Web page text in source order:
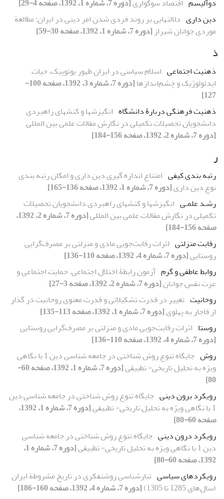
دین داری دلالتهایی بر روند فردی شدن امر دینی در ایران: مطالعة
موردی جوانان شیراز [دوره 7، شماره 1، 1392، صفحه 30-59]
ذ
ذهنیت اجتماعی اسلام سیاسی در ایران ظهور یوتوپیک، حیات
ایدئولوژیک و چشم‌اندازها
[دوره 7، شماره 3، 1392، صفحه 100-
127]
ذهنیت فرهنگی دربارۀ دانشگاه انگیزشها و کنشهای راهبردی
دانشجویان تحصیلات تکمیلی در نگارش مقالات علمی بین المللی
[دوره 7، شماره 2، 1392، صفحه 156-184]
ر
رتبه بندی کیفی امتناع اندازه گیری دین داری و امکان رتبه بندی
نوع دین داری[دوره 7، شماره 1، 1392، صفحه 136-165]
رشـد علمـی انگیزشها و کنشهای راهبردی دانشجویان تحصیلات
تکمیلی در نگارش مقالات علمی بین المللی
[دوره 7، شماره 2، 1392،
صفحه 156-184]
رقابت منزلتی اثرات رقابت‌جویی مادی و منزلتی بر مصرف‌گرایی
روستایی[دوره 7، شماره 4، 1392، صفحه 110-136]
روابط عاطفی و گرم آزمون رابطۀ اختلال اجتماعی، حمایت اجتماعی و
عزت نفس جوانان[دوره 7، شماره 2، 1392، صفحه 3-27]
روحانیت تغییر در قدرت تشکیلاتی و قدرت معنوی روحانیت در گذار
از قاجار به پهلوی[دوره 7، شماره 1، 1392، صفحه 113-135]
روستا اثرات رقابت‌جویی مادی و منزلتی بر مصرف‌گرایی روستایی
[دوره 7، شماره 4، 1392، صفحه 110-136]
روش
جایگاه تنوع روش شناختی در جامعه شناسی دین 1 با نگاهی
ویژه به تحلیل تاریخی- تطبیقی
[دوره 7، شماره 1، 1392، صفحه 60-
80]
رویکرد برون دینی جایگاه تنوع روش شناختی در جامعه شناسی دین
1 با نگاهی ویژه به تحلیل تاریخی- تطبیقی
[دوره 7، شماره 1، 1392،
صفحه 60-80]
رویکرد درون دینی جایگاه تنوع روش شناختی در جامعه شناسی
دین 1 با نگاهی ویژه به تحلیل تاریخی- تطبیقی
[دوره 7، شماره 1،
1392، صفحه 60-80]
رویکردهای سیاسی تبارشناسی روشنفکری در تاریخ مشروطة ایران
(سال‌های 1285 تا 1305)
[دوره 7، شماره 4، 1392، صفحه 160-186]